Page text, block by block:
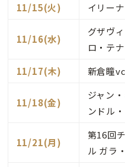
11/15(火)
イリー
11/16(水)
グザヴ
ロ・テ
11/17(木)
新倉瞳vc
11/18(金)
ジャン
ンドル
11/21(月)
第16回
ル ガラ